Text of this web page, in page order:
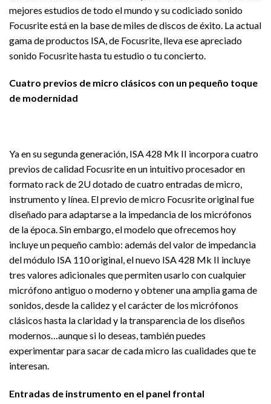
mejores estudios de todo el mundo y su codiciado sonido
Focusrite está en la base de miles de discos de éxito. La actual
gama de productos ISA, de Focusrite, lleva ese apreciado
sonido Focusrite hasta tu estudio o tu concierto.
Cuatro previos de micro clásicos con un pequeño toque
de modernidad
Ya en su segunda generación, ISA 428 Mk II incorpora cuatro
previos de calidad Focusrite en un intuitivo procesador en
formato rack de 2U dotado de cuatro entradas de micro,
instrumento y línea. El previo de micro Focusrite original fue
diseñado para adaptarse a la impedancia de los micrófonos
de la época. Sin embargo, el modelo que ofrecemos hoy
incluye un pequeño cambio: además del valor de impedancia
del módulo ISA 110 original, el nuevo ISA 428 Mk II incluye
tres valores adicionales que permiten usarlo con cualquier
micrófono antiguo o moderno y obtener una amplia gama de
sonidos, desde la calidez y el carácter de los micrófonos
clásicos hasta la claridad y la transparencia de los diseños
modernos…aunque si lo deseas, también puedes
experimentar para sacar de cada micro las cualidades que te
interesan.
Entradas de instrumento en el panel frontal